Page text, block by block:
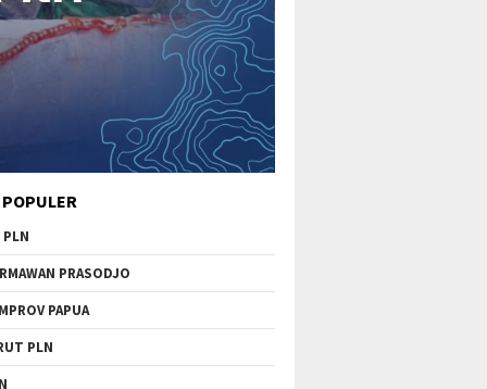
PRASODJO
PAPUA
PLN